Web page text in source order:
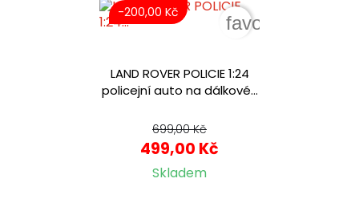
LAND ROVER POLICIE 1:24
policejní auto na dálkové...
699,00 Kč
499,00 Kč
Skladem
-200,00 Kč
favorite_border